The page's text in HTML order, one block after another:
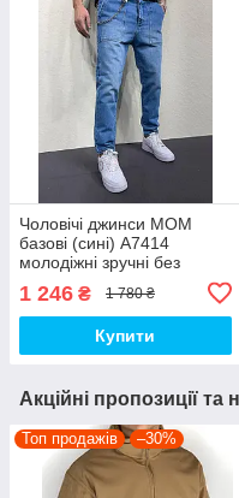
Чоловічі джинси МОМ
базові (сині) А7414
молодіжні зручні без
повсякденні top
1 246 ₴ 1 780 ₴
Купити
Акційні пропозиції та
Топ продажів –30%